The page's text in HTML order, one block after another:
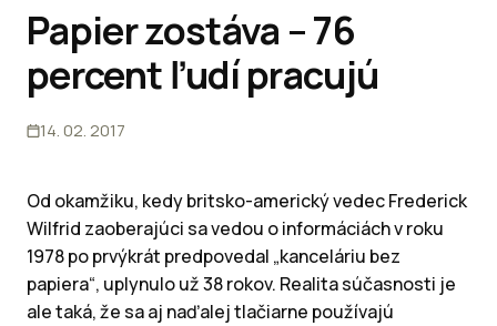
Prieskum trhu
Kontakt
Papier zostáva – 76
percent ľudí pracujú
14. 02. 2017
Od okamžiku, kedy britsko-americký vedec Frederick
Wilfrid zaoberajúci sa vedou o informáciách v roku
1978 po prvýkrát predpovedal „kanceláriu bez
papiera“, uplynulo už 38 rokov. Realita súčasnosti je
ale taká, že sa aj naďalej tlačiarne používajú